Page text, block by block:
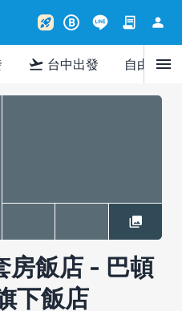
rocket_launch B contract person
flight_takeoff 台中出發 自由行menu
房飯店 - 巴頓
下飯店